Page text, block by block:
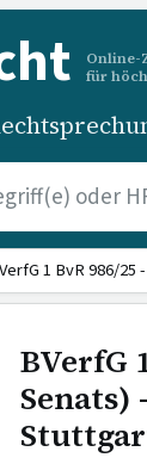
Online-
für
1 BvR 986/25
BVerfG
Senats)